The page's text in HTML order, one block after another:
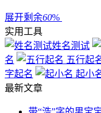
展开剩余60%
实用工具
姓名测试
名
五行起
字起名
起小
最新文章